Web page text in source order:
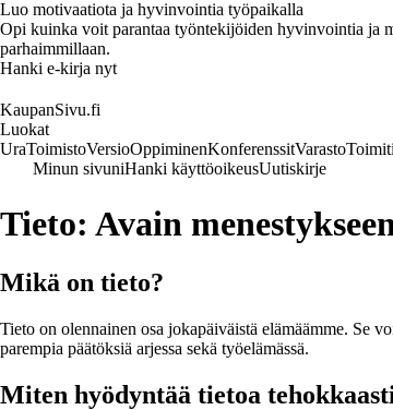
Luo motivaatiota ja hyvinvointia työpaikalla
Opi kuinka voit parantaa työntekijöiden hyvinvointia ja
parhaimmillaan.
Hanki e-kirja nyt
KaupanSivu.fi
Luokat
UraToimistoVersioOppiminenKonferenssitVarasto
Minun sivuniHanki käyttöoikeusUutiskirje
Tieto: Avain
Mikä on tieto?
Tieto on olennainen osa jokapäiväistä elämäämme. Se
parempia päätöksiä arjessa sekä työelämässä.
Miten hyödyntää tietoa